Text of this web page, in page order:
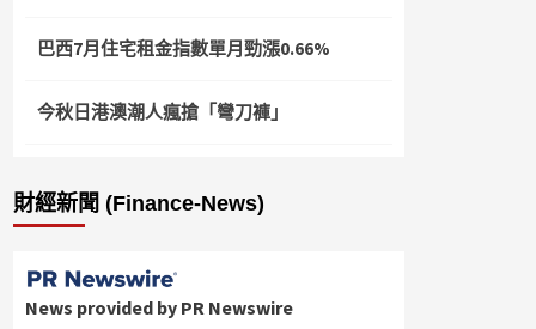
巴西7月住宅租金指數單月勁漲0.66%
今秋日港澳潮人瘋搶「彎刀褲」
財經新聞 (Finance-News)
News provided by PR Newswire